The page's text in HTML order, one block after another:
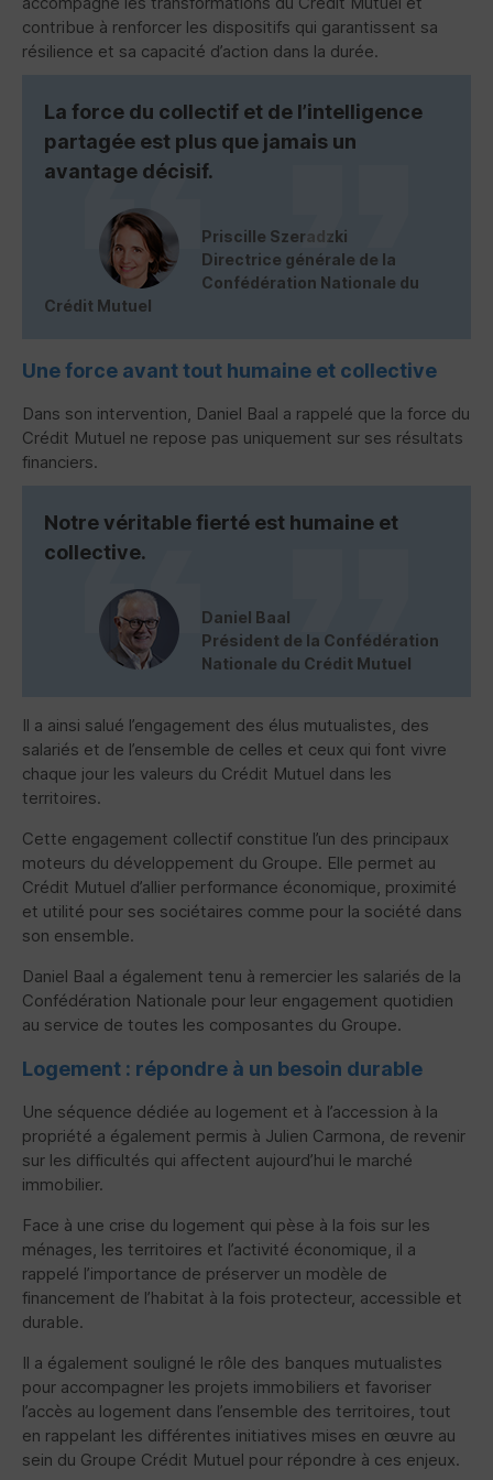
contribue à renforcer les dispositifs qui garantissent sa
résilience et sa capacité d’action dans la durée.
La force du collectif et de l’intelligence
partagée est plus que jamais un
avantage décisif.
Priscille Szeradzki
Directrice générale de la
Confédération Nationale du
Crédit Mutuel
Une force avant tout humaine et collective
Dans son intervention, Daniel Baal a rappelé que la force du
Crédit Mutuel ne repose pas uniquement sur ses résultats
financiers.
Notre véritable fierté est humaine et
collective.
Daniel Baal
Président de la Confédération
Nationale du Crédit Mutuel
Il a ainsi salué l’engagement des élus mutualistes, des
salariés et de l’ensemble de celles et ceux qui font vivre
chaque jour les valeurs du Crédit Mutuel dans les
territoires.
Cette engagement collectif constitue l’un des principaux
moteurs du développement du Groupe. Elle permet au
Crédit Mutuel d’allier performance économique, proximité
et utilité pour ses sociétaires comme pour la société dans
son ensemble.
Daniel Baal a également tenu à remercier les salariés de la
Confédération Nationale pour leur engagement quotidien
au service de toutes les composantes du Groupe.
Logement : répondre à un besoin durable
Une séquence dédiée au logement et à l’accession à la
propriété a également permis à Julien Carmona, de revenir
sur les difficultés qui affectent aujourd’hui le marché
immobilier.
Face à une crise du logement qui pèse à la fois sur les
ménages, les territoires et l’activité économique, il a
rappelé l’importance de préserver un modèle de
financement de l’habitat à la fois protecteur, accessible et
durable.
Il a également souligné le rôle des banques mutualistes
pour accompagner les projets immobiliers et favoriser
l’accès au logement dans l’ensemble des territoires, tout
en rappelant les différentes initiatives mises en œuvre au
sein du Groupe Crédit Mutuel pour répondre à ces enjeux.